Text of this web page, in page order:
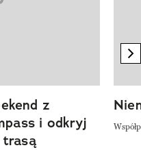
z
i odkryj
trasą